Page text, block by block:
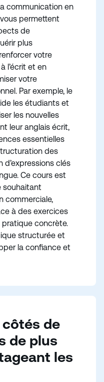
communication en
permettent
de
plus
votre
l’écrit et en
votre
Par exemple, le
les étudiants et
les nouvelles
leur anglais écrit,
essentielles
des
d’expressions clés
Ce cours est
souhaitant
commerciale,
à des exercices
concrète.
structurée et
la confiance et
de
de plus
les